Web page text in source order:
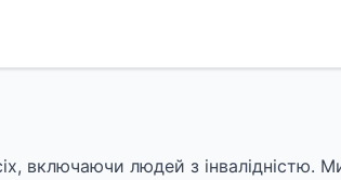
включаючи людей з інвалідністю.